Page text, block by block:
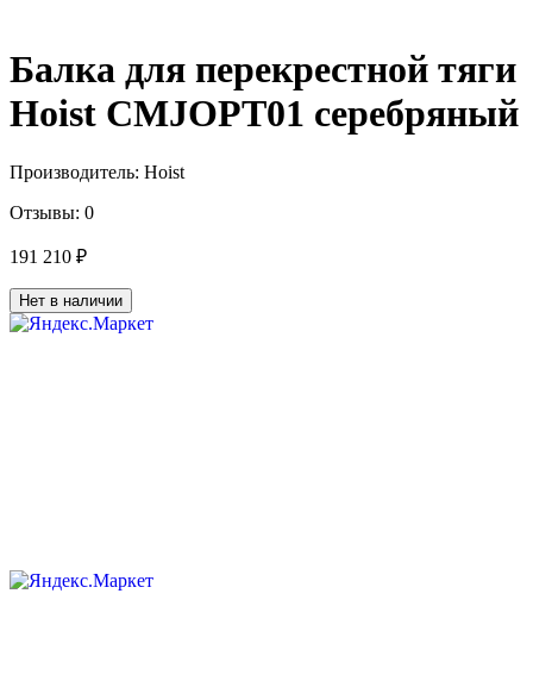
Балка для перекрестной тяги
Hoist CMJOPT01 серебряный
Производитель: Hoist
Отзывы: 0
191 210 ₽
Нет в наличии